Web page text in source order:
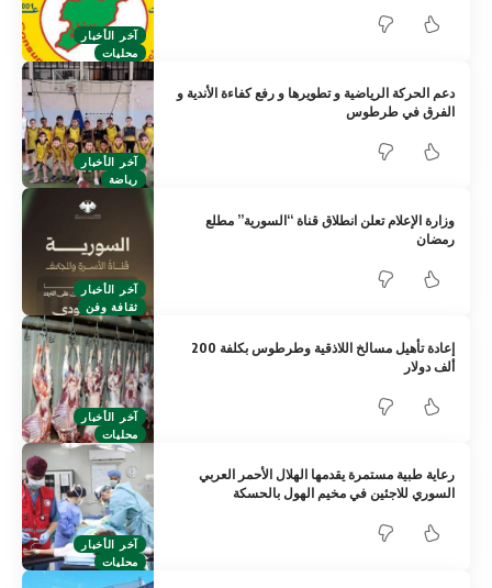
آخر الأخبار
محليات
آخر الأخبار
رياضة
دعم الحركة الرياضية و تطويرها و رفع كفاءة الأندية و
الفرق في طرطوس
آخر الأخبار
ثقافة وفن
وزارة الإعلام تعلن انطلاق قناة “السورية” مطلع
رمضان
آخر الأخبار
محليات
إعادة تأهيل مسالخ اللاذقية وطرطوس بكلفة 200
ألف دولار
آخر الأخبار
محليات
رعاية طبية مستمرة يقدمها الهلال الأحمر العربي
السوري للاجئين في مخيم الهول بالحسكة